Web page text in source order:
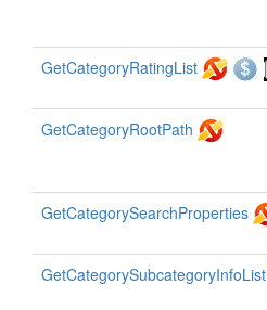
GetCategoryRatingList
GetCategoryRootPath
GetCategorySearchProperties
GetCategorySubcategoryInfoList